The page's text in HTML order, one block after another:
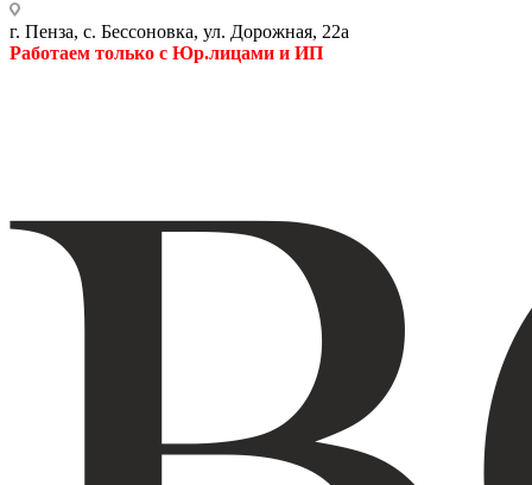
г. Пенза, с. Бессоновка, ул. Дорожная, 22а
Работаем только с Юр.лицами и ИП